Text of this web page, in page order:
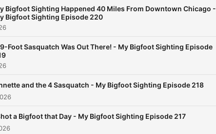
Bigfoot Sighting Happened 40 Miles From Downtown Chicago -
Bigfoot Sighting Episode 220
Foot Sasquatch Was Out There! - My Bigfoot Sighting Episode
and the 4 Sasquatch - My Bigfoot Sighting Episode 218
a Bigfoot that Day - My Bigfoot Sighting Episode 217